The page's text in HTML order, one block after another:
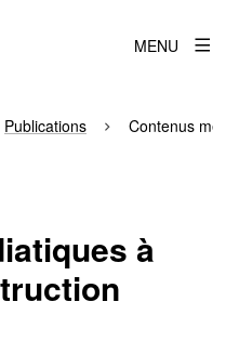
MENU
Publications Contenus
à